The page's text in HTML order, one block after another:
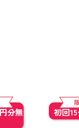
分無 初回